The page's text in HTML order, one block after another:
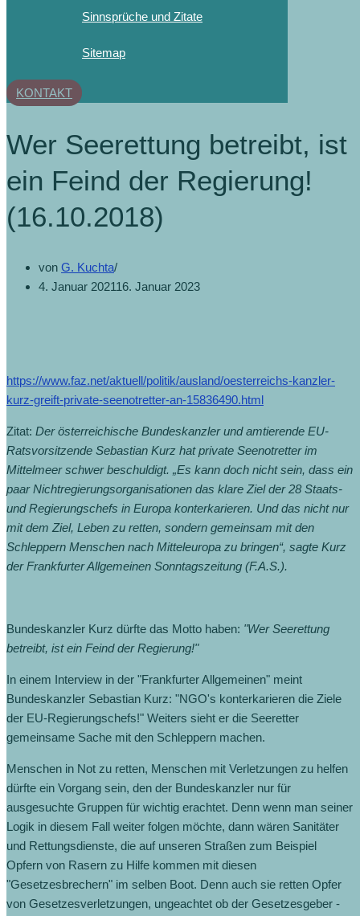
Sinnsprüche und Zitate
Sitemap
KONTAKT
Wer Seerettung betreibt, ist
ein Feind der Regierung!
(16.10.2018)
von G. Kuchta
4. Januar 202116. Januar 2023
https://www.faz.net/aktuell/politik/ausland/oesterreichs-kanzler-
kurz-greift-private-seenotretter-an-15836490.html
Zitat: Der österreichische Bundeskanzler und amtierende EU-
Ratsvorsitzende Sebastian Kurz hat private Seenotretter im
Mittelmeer schwer beschuldigt. „Es kann doch nicht sein, dass ein
paar Nichtregierungsorganisationen das klare Ziel der 28 Staats-
und Regierungschefs in Europa konterkarieren. Und das nicht nur
mit dem Ziel, Leben zu retten, sondern gemeinsam mit den
Schleppern Menschen nach Mitteleuropa zu bringen“, sagte Kurz
der Frankfurter Allgemeinen Sonntagszeitung (F.A.S.).
Bundeskanzler Kurz dürfte das Motto haben: "Wer Seerettung
betreibt, ist ein Feind der Regierung!"
In einem Interview in der "Frankfurter Allgemeinen" meint
Bundeskanzler Sebastian Kurz: "NGO's konterkarieren die Ziele
der EU-Regierungschefs!" Weiters sieht er die Seeretter
gemeinsame Sache mit den Schleppern machen.
Menschen in Not zu retten, Menschen mit Verletzungen zu helfen
dürfte ein Vorgang sein, den der Bundeskanzler nur für
ausgesuchte Gruppen für wichtig erachtet. Denn wenn man seiner
Logik in diesem Fall weiter folgen möchte, dann wären Sanitäter
und Rettungsdienste, die auf unseren Straßen zum Beispiel
Opfern von Rasern zu Hilfe kommen mit diesen
"Gesetzesbrechern" im selben Boot. Denn auch sie retten Opfer
von Gesetzesverletzungen, ungeachtet ob der Gesetzesgeber -